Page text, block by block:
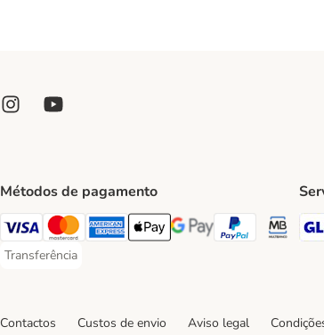
Métodos de pagamento
Visa Payment Method
Mastercard Payment Method
American Express Payment Method
Apple Pay Payment Method
Google Pay Payment
PayPal Payment
Transferência
Transferência Payment Method
Contactos Custos de envio Aviso legal